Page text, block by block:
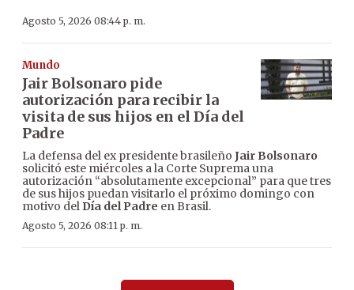
Agosto 5, 2026 08:44 p. m.
Mundo
Jair Bolsonaro pide
autorización para recibir la
visita de sus hijos en el Día del
Padre
La defensa del ex presidente brasileño Jair Bolsonaro
solicitó este miércoles a la Corte Suprema una
autorización “absolutamente excepcional” para que tres
de sus hijos puedan visitarlo el próximo domingo con
motivo del Día del Padre en Brasil.
Agosto 5, 2026 08:11 p. m.